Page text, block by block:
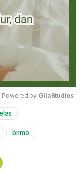
Powered by GliaStudios
brimo